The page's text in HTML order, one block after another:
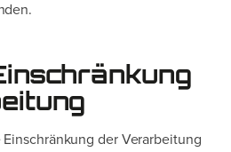
der Verarbeitung